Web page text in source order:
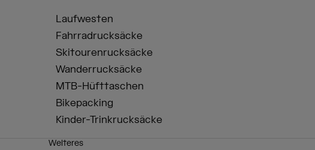
Laufwesten
Fahrradrucksäcke
Skitourenrucksäcke
Wanderrucksäcke
MTB-Hüfttaschen
Bikepacking
Kinder-Trinkrucksäcke
Weiteres